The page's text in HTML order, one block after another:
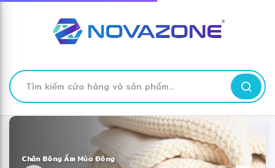
TÌM
KIẾM
Skip
Chăn Bông Ấm Mùa Đông
Chăn Cao Cấp